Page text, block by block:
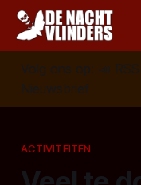
Volg ons op: 📣 RSS
Nieuwsbrief
ACTIVITEITEN